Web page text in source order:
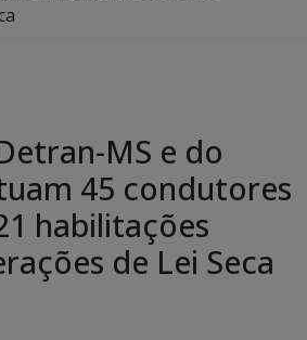
MS e do
45 condutores
habilitações
de Lei Seca